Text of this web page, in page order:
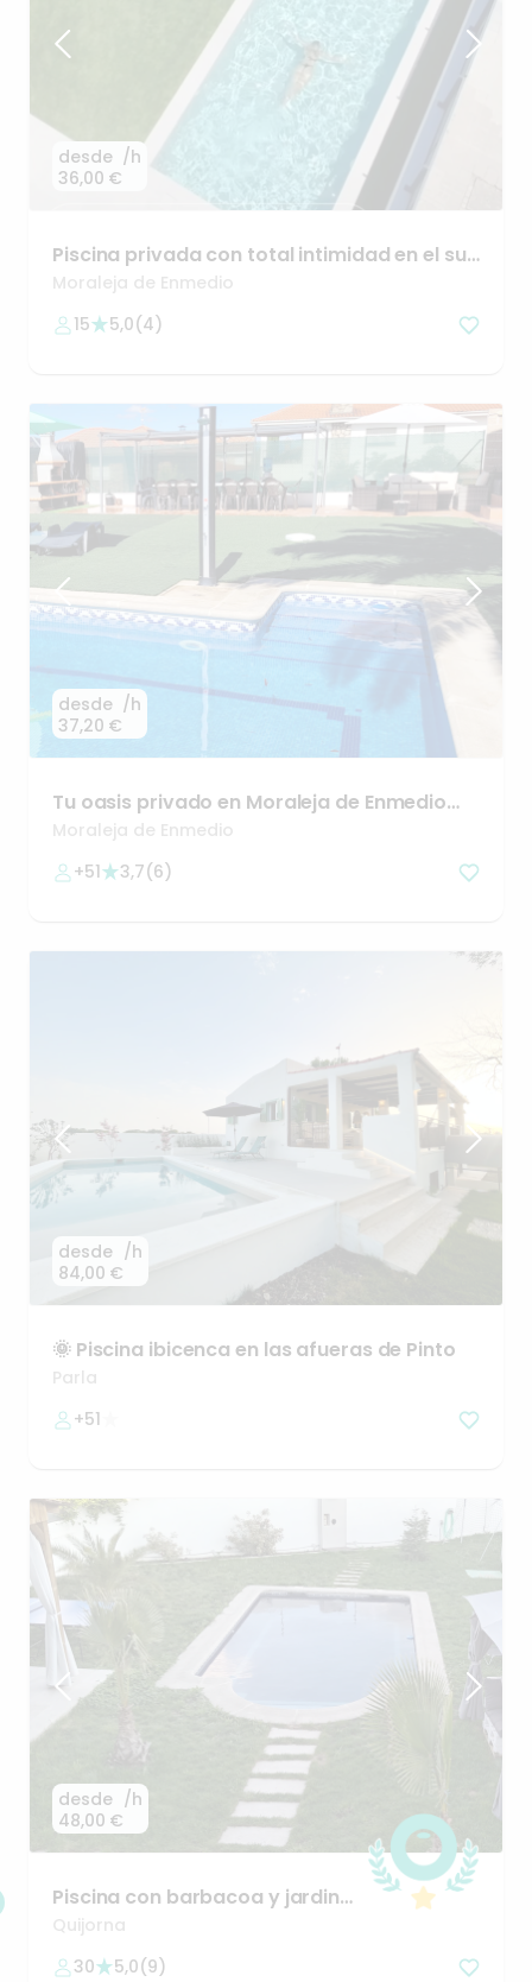
desde
36,00 €
/h
Piscina privada con total intimidaden el sur
de Madrid
Moraleja de Enmedio
15
5,0(4)
desde
37,20 €
/h
Tu oasis privado en Moraleja de Enmedio
(Madrid) 🌿
Moraleja de Enmedio
+51
3,7(6)
desde
84,00 €
/h
🌞 Piscina ibicenca en las afueras de Pinto
Parla
+51
desde
48,00 €
/h
Piscina con barbacoa y jardin
natural
Quijorna
30
5,0(9)